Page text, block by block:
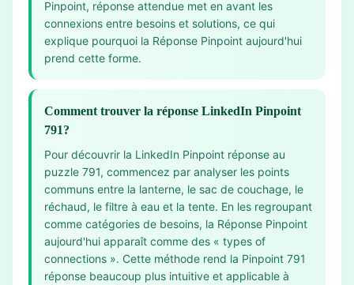
Pinpoint, réponse attendue met en avant les
connexions entre besoins et solutions, ce qui
explique pourquoi la Réponse Pinpoint aujourd'hui
prend cette forme.
Comment trouver la réponse LinkedIn Pinpoint
791?
Pour découvrir la LinkedIn Pinpoint réponse au
puzzle 791, commencez par analyser les points
communs entre la lanterne, le sac de couchage, le
réchaud, le filtre à eau et la tente. En les regroupant
comme catégories de besoins, la Réponse Pinpoint
aujourd'hui apparaît comme des « types of
connections ». Cette méthode rend la Pinpoint 791
réponse beaucoup plus intuitive et applicable à